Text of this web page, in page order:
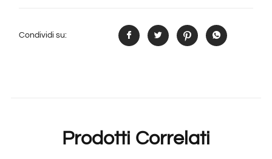
Condividi su:
Prodotti Correlati